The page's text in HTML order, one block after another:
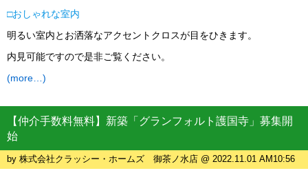
□おしゃれな室内
明るい室内とお洒落なアクセントクロスが目をひきます。
内見可能ですので是非ご覧ください。
(more…)
【仲介手数料無料】新築「グランフォルト護国寺」募集開
始
by 株式会社クラッシー・ホームズ 御茶ノ水店 @ 2022.11.01 AM10:56